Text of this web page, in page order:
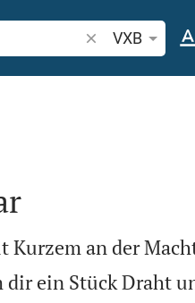
Bibelstelle oder
VXB
Kurzem an der
dir ein Stück Draht